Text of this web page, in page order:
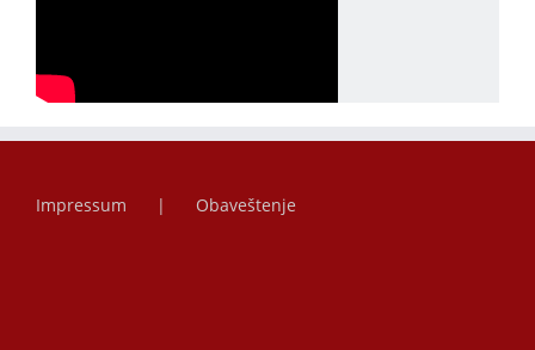
Impressum Obaveštenje